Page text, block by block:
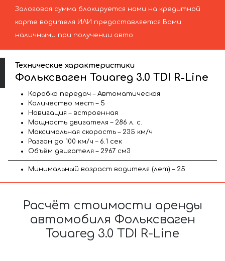
Залоговая сумма блокируется нами на кредитной
карте водителя ИЛИ предоставляется Вами
наличными при получении авто.
Технические характеристики
Фольксваген Touareg 3.0 TDI R-Line
Коробка передач – Автоматическая
Количество мест – 5
Навигация – встроенная
Мощность двигателя – 286 л. с.
Максимальная скорость – 235 км/ч
Разгон до 100 км/ч – 6.1 сек
Объём двигателя – 2967 см3
Минимальный возраст водителя (лет) – 25
Расчёт стоимости аренды
автомобиля Фольксваген
Touareg 3.0 TDI R-Line